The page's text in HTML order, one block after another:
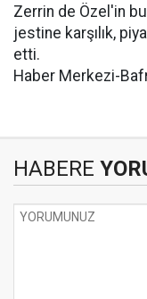
Zerrin de Özel'in
jestine karşılık,
etti.
Haber Merkezi-
HABERE